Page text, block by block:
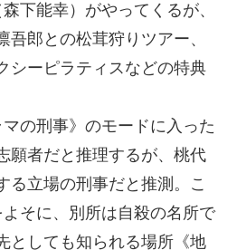
下能幸）がやってくるが、
吾郎との松茸狩りツアー、
シーピラティスなどの特典
の刑事》のモードに入った
願者だと推理するが、桃代
る立場の刑事だと推測。こ
そに、別所は自殺の名所で
としても知られる場所《地